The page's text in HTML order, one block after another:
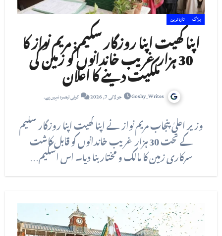
بلاگ تازہ ترین
اپنا کھیت اپنا روزگار سکیم: مریم نواز کا
30 ہزار غریب خاندانوں کو زمین کی
ملکیت دینے کا اعلان
Goshy_Writes جولائی 7, 2026 کوئی تبصرہ نہیں ہے۔
وزیر اعلیٰ پنجاب مریم نواز نے اپنا کھیت اپنا روزگار سکیم
کے تحت 30 ہزار غریب خاندانوں کو قابل کاشت
سرکاری زمین کا مالک و مختار بنا دیا۔ اس اسکیم…